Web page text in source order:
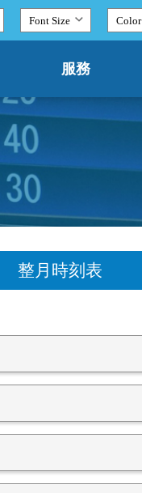
Font Size Color
服務
整月時刻表